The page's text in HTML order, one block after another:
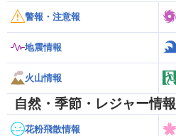
警報・注意報
地震情報
火山情報
自然・季節・レジャー情報
花粉飛散情報